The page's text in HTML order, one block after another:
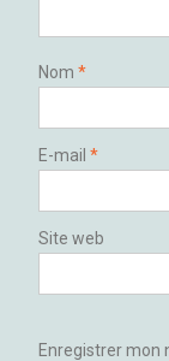
Nom *
E-mail *
Site web
Enregistrer mon